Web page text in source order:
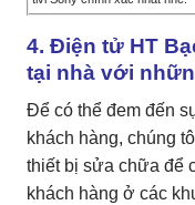
4. Điện tử HT
tại nhà với
Để có thể đem đến
khách hàng, chúng
thiết bị sửa chữa để
khách hàng ở các